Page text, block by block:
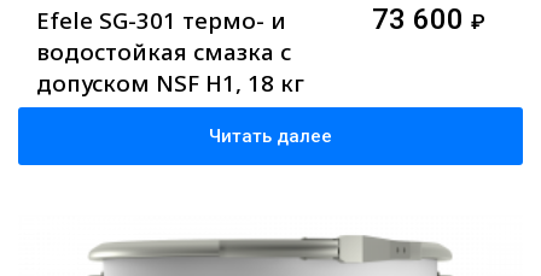
Efele SG-301 термо- и
водостойкая смазка с
допуском NSF H1, 18 кг
73 600 ₽
Читать далее